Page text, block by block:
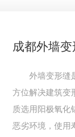
成都外墙
外墙变形缝
方位解决建筑变
质选用阳极氧化
恶劣环境，使用